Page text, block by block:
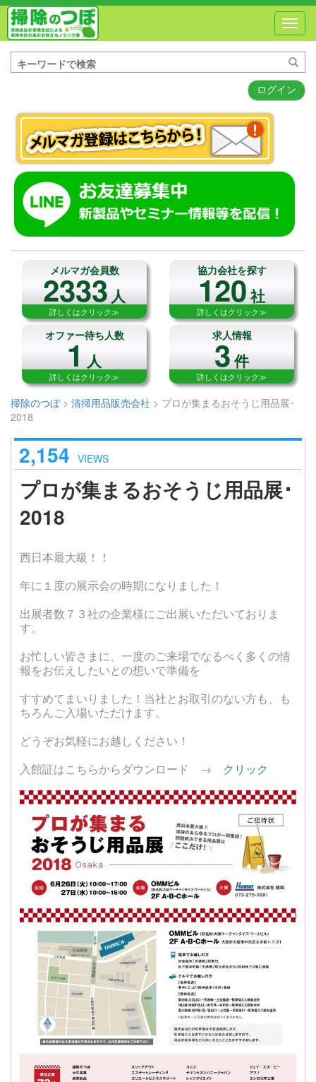
ログイン
メルマガ会員数
2333人
詳しくはクリック≫
協力会社を探す
120社
詳しくはクリック≫
オファー待ち人数
1人
詳しくはクリック≫
求人情報
3件
詳しくはクリック≫
掃除のつぼ> 清掃用品販売会社 > プロが集まるおそうじ用品展･
2018
2,154 VIEWS
プロが集まるおそうじ用品展･
2018
西日本最大級！！
年に１度の展示会の時期になりました！
出展者数７３社の企業様にご出展いただいておりま
す。
お忙しい皆さまに、一度のご来場でなるべく多くの情
報をお伝えしたいとの想いで準備を
すすめてまいりました！当社とお取引のない方も、も
ちろんご入場いただけます。
どうぞお気軽にお越しください！
入館証はこちらからダウンロード → クリック